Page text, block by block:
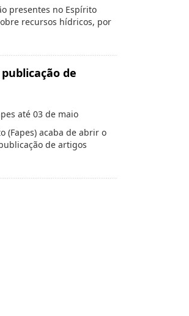
presentes no Espírito
recursos hídricos, por
de
até 03 de maio
(Fapes) acaba de abrir o
de artigos